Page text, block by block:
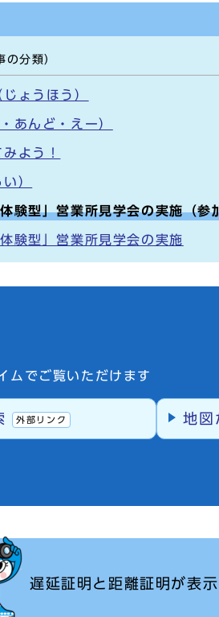
の分類）
ょうほう）
あんど・えー）
よう！
）
型」営業所見学会の実施（参
験型」営業所見学会の実施
ムでご覧いただけます
外部リンク 地図
遅延証明と距離証明が表